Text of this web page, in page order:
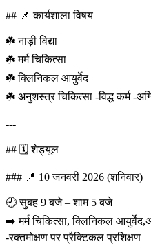
## 📌 कार्यशाला विषय
☘️ नाड़ी विद्या
☘️ मर्म चिकित्सा
☘️ क्लिनिकल आयुर्वेद
☘️ अनुशस्त्र चिकित्सा -विद्ध कर्म -
---
## 🗓️ शेड्यूल
### 📍 10 जनवरी 2026 (शनिवार)
🕘 सुबह 9 बजे – शाम 5 बजे
➡️ मर्म चिकित्सा, क्लिनिकल
-रक्तमोक्षण पर प्रैक्टिकल प्रशिक्षण